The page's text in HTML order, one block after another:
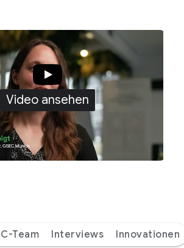
Video ansehen
Team Interviews Innovationen